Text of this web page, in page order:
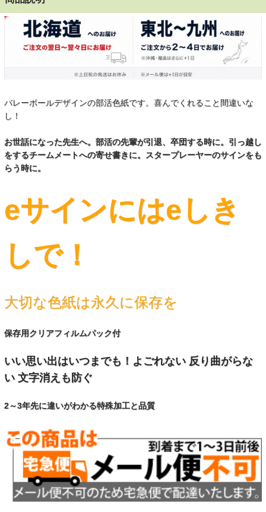
バレーボールデザインの部活色紙です。喜んでくれること間違いな
し！
お世話になった先生へ。部活の先輩が引退、卒団する時に。引っ越し
をするチームメートへの寄せ書きに。スタープレーヤーのサインをも
らう時に。
eサインにはeしき
しで！
大切な色紙は永久に保存を
保存用クリアフィルムパック付
いい思い出はいつまでも！よごれない 反り曲がらな
い 文字消えも防ぐ
2～3年先に違いがわかる特殊加工と品質